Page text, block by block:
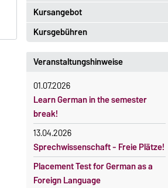
Einschreibezeitraum:
5. Oktober 2026, 9.00 Uhr bis
23. Oktober 2026, 18 Uhr
Moodle
Die Kurse beginnen ab dem 12.
Oktober 2026.
Kursteilnahme nur nach
fristgerechter Online-Anmeldung
Kursangebot
Das aktuelle Kursprogramm des
SPRZ finden Sie hier.
Kursgebühren
Sprachkurse sind i. d. R.
gebührenpflichtig.
Gebühren
Gebührenrückerstattung
Gebührenbefreiungen bei
curricularer Sprachausbildung
Gebührenbefreiung bei Incomings
Veranstaltungshinweise
01.07.2026
Learn German in the semester
break!
13.04.2026
Sprechwissenschaft - Freie Plätze!
Placement Test for German as a
Foreign Language